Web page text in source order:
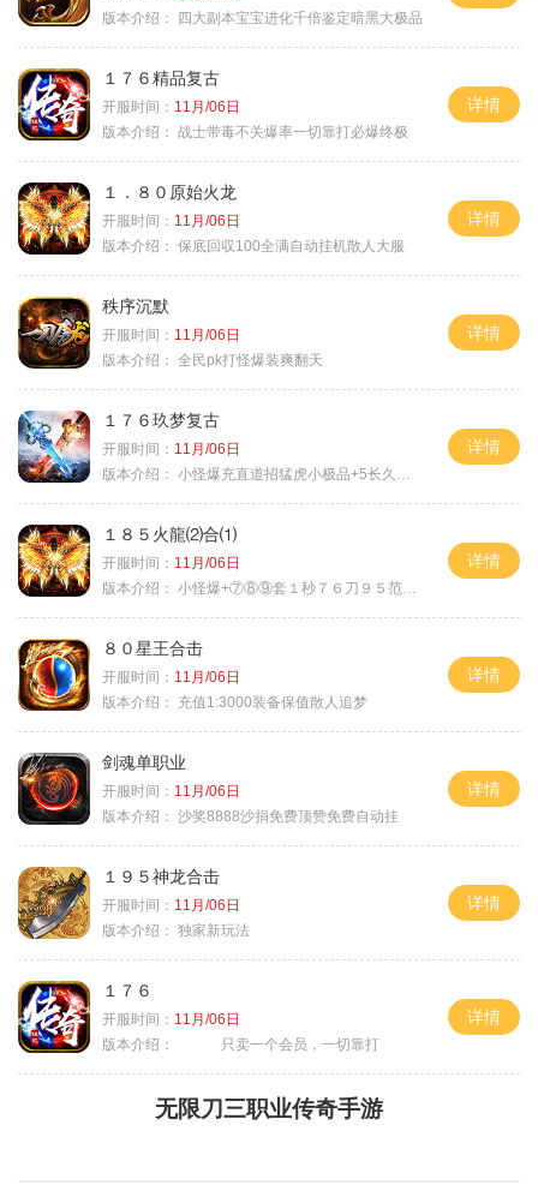
版本介绍：
四大副本宝宝进化千倍鉴定暗黑大极品
１７６精品复古
开服时间： 11月/06日
版本介绍： 战士带毒不关爆率一切靠打必爆终极
详情
１．８０原始火龙
开服时间： 11月/06日
版本介绍： 保底回収100全满自动挂机散人大服
详情
秩序沉默
开服时间： 11月/06日
版本介绍： 全民pk打怪爆装爽翻天
详情
１７６玖梦复古
开服时间： 11月/06日
版本介绍： 小怪爆充直道招猛虎小极品+5长久好玩
详情
１８５火龍⑵合⑴
开服时间： 11月/06日
版本介绍： 小怪爆+⑦⑧⑨套１秒７６刀９５范围捡
详情
８０星王合击
开服时间： 11月/06日
版本介绍：
充值1:3000装备保值散人追梦
详情
剑魂单职业
开服时间： 11月/06日
版本介绍： 沙奖8888沙捐免费顶赞免费自动挂
详情
１９５神龙合击
开服时间： 11月/06日
版本介绍： 独家新玩法
详情
１７６
开服时间： 11月/06日
版本介绍：
只卖一个会员，一切靠打
详情
无限刀三职业传奇手游